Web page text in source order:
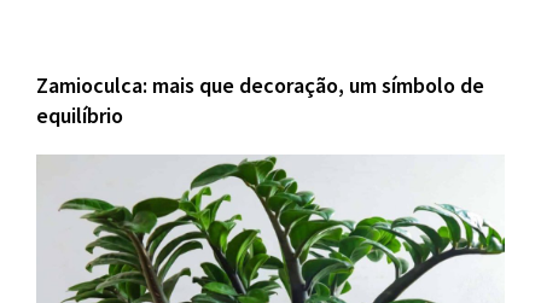
Zamioculca: mais que decoração, um símbolo de
equilíbrio